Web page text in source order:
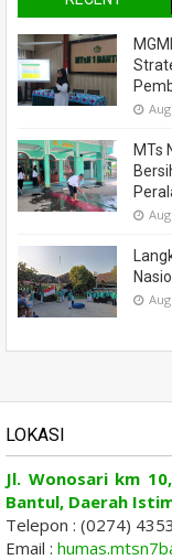
MTs
LOKASI
Jl. Wonosari km
Bantul, Daerah
Telepon : (0274)
Email :